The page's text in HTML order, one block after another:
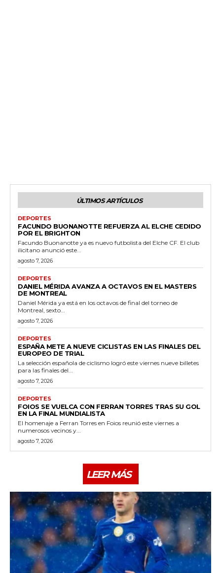
ÚLTIMOS ARTÍCULOS
DEPORTES
FACUNDO BUONANOTTE REFUERZA AL ELCHE CEDIDO
POR EL BRIGHTON
Facundo Buonanotte ya es nuevo futbolista del Elche CF. El club
ilicitano anunció este...
agosto 7, 2026
DEPORTES
DANIEL MÉRIDA AVANZA A OCTAVOS EN EL MASTERS
DE MONTREAL
Daniel Mérida ya está en los octavos de final del torneo de
Montreal, sexto...
agosto 7, 2026
DEPORTES
ESPAÑA METE A NUEVE CICLISTAS EN LAS FINALES DEL
EUROPEO DE TRIAL
La selección española de ciclismo logró este viernes nueve billetes
para las finales del...
agosto 7, 2026
DEPORTES
FOIOS SE VUELCA CON FERRAN TORRES TRAS SU GOL
EN LA FINAL MUNDIALISTA
El homenaje a Ferran Torres en Foios reunió este viernes a
numerosos vecinos y...
agosto 7, 2026
LEER MÁS